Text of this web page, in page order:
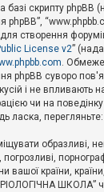
скрипту phpBB
створення
License v2”
.
phpBB суворо
і не впливають
чи на
ласка, перегляньте:
образливі,
вашої країни,
ШКОЛА”